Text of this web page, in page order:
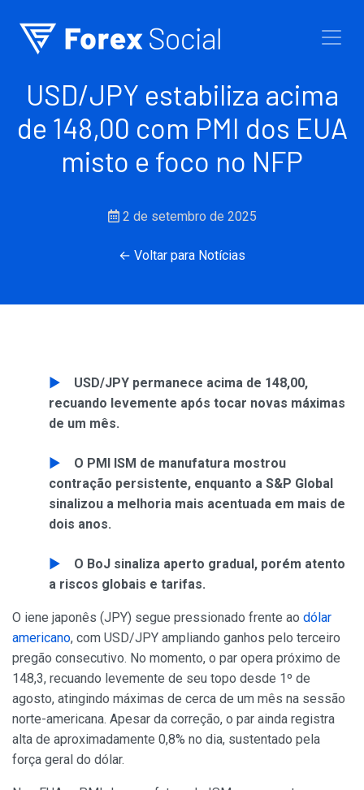
USD/JPY estabiliza acima
de 148,00 com PMI dos EUA
misto e foco no NFP
2 de setembro de 2025
← Voltar para Notícias
USD/JPY permanece acima de 148,00,
recuando levemente após tocar novas máximas
de um mês.
O PMI ISM de manufatura mostrou
contração persistente, enquanto a S&P Global
sinalizou a melhoria mais acentuada em mais de
dois anos.
O BoJ sinaliza aperto gradual, porém atento
a riscos globais e tarifas.
O iene japonês (JPY) segue pressionado frente ao dólar
americano, com USD/JPY ampliando ganhos pelo terceiro
pregão consecutivo. No momento, o par opera próximo de
148,3, recuando levemente de seu topo desde 1º de
agosto, atingindo máximas de cerca de um mês na sessão
norte-americana. Apesar da correção, o par ainda registra
alta de aproximadamente 0,8% no dia, sustentado pela
força geral do dólar.